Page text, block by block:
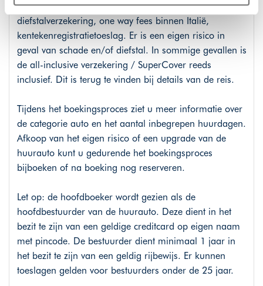
plaatsen wij enkel functionele cookies, en zal er geen
sprake zijn van gepersonaliseerde content.
aantal kilometers, WA verzekering, CDW-verzekering,
diefstalverzekering, one way fees binnen Italië,
kentekenregistratietoeslag. Er is een eigen risico in
geval van schade en/of diefstal. In sommige gevallen is
de all-inclusive verzekering / SuperCover reeds
inclusief. Dit is terug te vinden bij details van de reis.
Tijdens het boekingsproces ziet u meer informatie over
de categorie auto en het aantal inbegrepen huurdagen.
Afkoop van het eigen risico of een upgrade van de
huurauto kunt u gedurende het boekingsproces
bijboeken of na boeking nog reserveren.
Let op: de hoofdboeker wordt gezien als de
hoofdbestuurder van de huurauto. Deze dient in het
bezit te zijn van een geldige creditcard op eigen naam
met pincode. De bestuurder dient minimaal 1 jaar in
het bezit te zijn van een geldig rijbewijs. Er kunnen
toeslagen gelden voor bestuurders onder de 25 jaar.